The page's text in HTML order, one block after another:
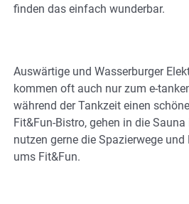
finden das einfach wunderbar.
Auswärtige und Wasserburger
kommen oft auch nur zum e-
während der Tankzeit einen
Fit&Fun-Bistro, gehen in die
nutzen gerne die Spazierwege
ums Fit&Fun.